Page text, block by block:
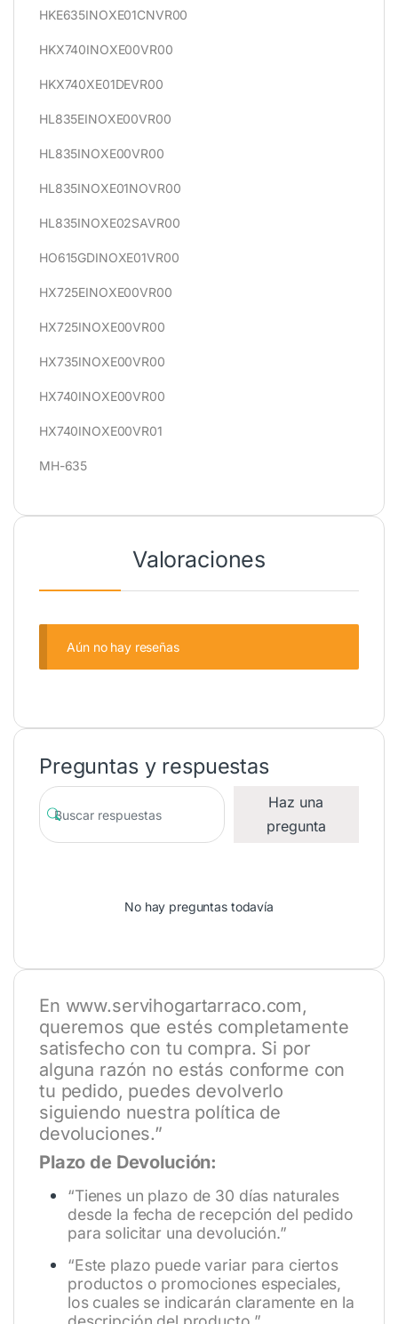
HKE635INOXE01CNVR00
HKX740INOXE00VR00
HKX740XE01DEVR00
HL835EINOXE00VR00
HL835INOXE00VR00
HL835INOXE01NOVR00
HL835INOXE02SAVR00
HO615GDINOXE01VR00
HX725EINOXE00VR00
HX725INOXE00VR00
HX735INOXE00VR00
HX740INOXE00VR00
HX740INOXE00VR01
MH-635
Valoraciones
Aún no hay reseñas
Preguntas y respuestas
Haz una
pregunta
No hay preguntas todavía
En www.servihogartarraco.com,
queremos que estés completamente
satisfecho con tu compra. Si por
alguna razón no estás conforme con
tu pedido, puedes devolverlo
siguiendo nuestra política de
devoluciones.”
Plazo de Devolución:
“Tienes un plazo de 30 días naturales
desde la fecha de recepción del pedido
para solicitar una devolución.”
“Este plazo puede variar para ciertos
productos o promociones especiales,
los cuales se indicarán claramente en la